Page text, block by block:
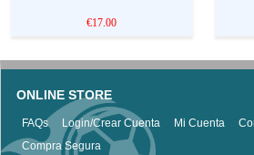
€17.00
ONLINE STORE
FAQs Login/Crear Cuenta Mi Cuenta
Compra Segura